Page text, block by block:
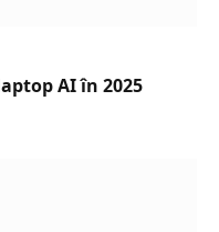
AI în 2025